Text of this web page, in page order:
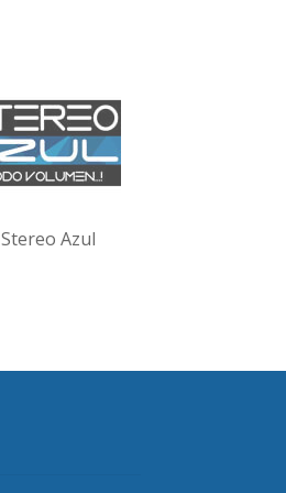
Stereo Azul